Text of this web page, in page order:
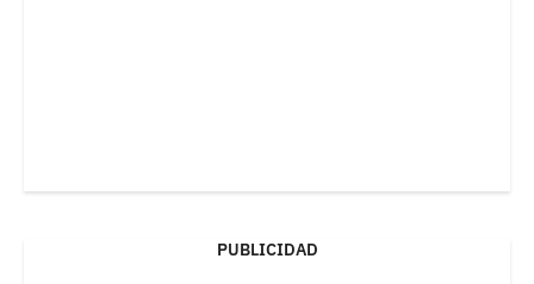
PUBLICIDAD